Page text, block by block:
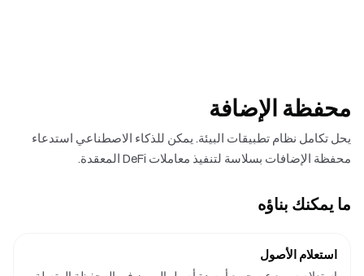
محفظة الإضافة
يحل تكامل نظام تطبيقات البيئة. يمكن للذكاء الاصطناعي استدعاء
محفظة الإضافات بسلاسة لتنفيذ معاملات DeFi المعقدة.
ما يمكنك بناؤه
استعلام الأصول